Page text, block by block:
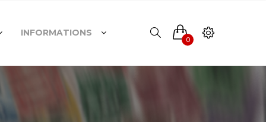
0
INFORMATIONS